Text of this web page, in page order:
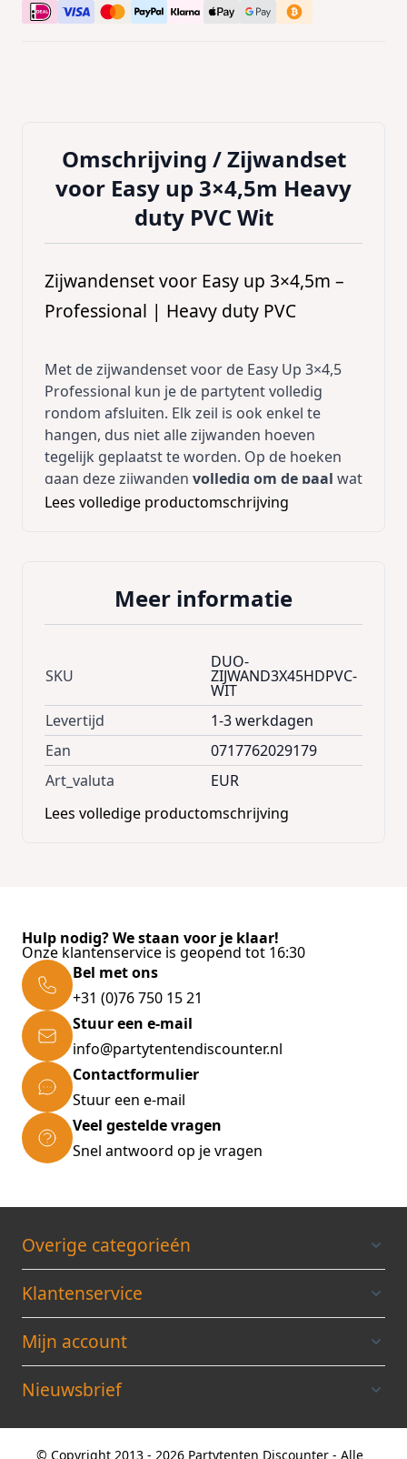
Omschrijving /Zijwandset
voor Easy up 3×4,5m Heavy
duty PVC Wit
Zijwandenset voor Easy up 3×4,5m –
Professional | Heavy duty PVC
Met de zijwandenset voor de Easy Up 3×4,5
Professional kun je de partytent volledig
rondom afsluiten. Elk zeil is ook enkel te
hangen, dus niet alle zijwanden hoeven
tegelijk geplaatst te worden. Op de hoeken
gaan deze zijwanden volledig om de paal wat
een enorme verbetering is in stevige
klittenband op de uiteinden van de zeilen om
ze mee aan de staanders te bevestigen.
Opbouw van de zijwandenset
De zijwandenset bestaat uit totaal 4 zeilen. De
2 zijkanten van 4,5 meter hebben een groot
raam en de 2 van 3 meter hebben een deur.
De zeilen zijn gemaakt van100%
brandwerend PVC.De naden zijn volledig
Zijwanden met raam
Groot raam met veel lichtinval
In het 4,5m zeil
Sterke heldere raamfolie
Gecentreerd in het midden
Raam: 303cm x 106cm
Hoogte raam vanaf de grond: 74cm
Ruimte naast het raam: 75cm
Robuuste zwarte ritsen
In het 3m zeil
Gecentreerd in het zeil
Oprolbaar en bovenaan vast te zetten
Breedte deur: 150cm
Lees volledige productomschrijving
Meer informatie
SKU
DUO-
ZIJWAND3X45HDPVC-
WIT
Levertijd
1-3 werkdagen
Ean
0717762029179
Art_valuta
EUR
Lees volledige productomschrijving
Hulp nodig? We staan voor je klaar!
Onze klantenservice is geopend tot 16:30
Bel met ons
+31 (0)76 750 15 21
Stuur een e-mail
info@partytentendiscounter.nl
Contactformulier
Stuur een e-mail
Veel gestelde vragen
Snel antwoord op je vragen
Overige categorieén
Klantenservice
Mijn account
Nieuwsbrief
© Copyright 2013 - 2026 Partytenten Discounter - Alle